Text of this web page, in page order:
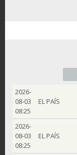
2026-
08-03
08:25
EL PAÍS
2026-
08-03
08:25
EL PAÍS